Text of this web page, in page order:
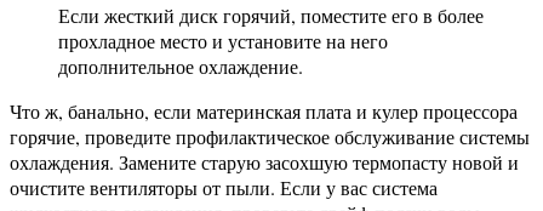
Если жесткий диск горячий, поместите его в более
прохладное место и установите на него
дополнительное охлаждение.
Что ж, банально, если материнская плата и кулер процессора
горячие, проведите профилактическое обслуживание системы
охлаждения. Замените старую засохшую термопасту новой и
очистите вентиляторы от пыли. Если у вас система